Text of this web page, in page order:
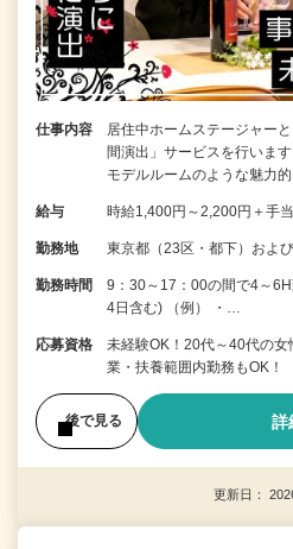
仕事内容
居住中ホームステージャー
間演出」サービスを行いま
モデルルームのような魅力
給与 時給1,400円～2,200円＋手
勤務地 東京都（23区・都下）お
勤務時間
9：30～17：00の間で4～
4日含む) （例） ・…
応募資格
未経験OK！20代～40代の女
業・扶養範囲内勤務もOK！
後で見る 詳
更新日：